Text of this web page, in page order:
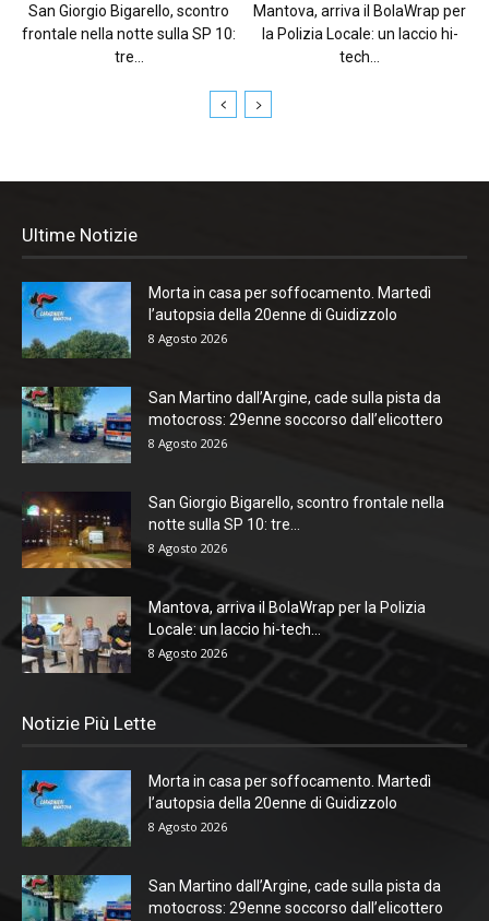
San Giorgio Bigarello, scontro
frontale nella notte sulla SP 10:
tre...
Mantova, arriva il BolaWrap per
la Polizia Locale: un laccio hi-
tech...
Ultime Notizie
Morta in casa per soffocamento. Martedì
l’autopsia della 20enne di Guidizzolo
8 Agosto 2026
San Martino dall’Argine, cade sulla pista da
motocross: 29enne soccorso dall’elicottero
8 Agosto 2026
San Giorgio Bigarello, scontro frontale nella
notte sulla SP 10: tre...
8 Agosto 2026
Mantova, arriva il BolaWrap per la Polizia
Locale: un laccio hi-tech...
8 Agosto 2026
Notizie Più Lette
Morta in casa per soffocamento. Martedì
l’autopsia della 20enne di Guidizzolo
8 Agosto 2026
San Martino dall’Argine, cade sulla pista da
motocross: 29enne soccorso dall’elicottero